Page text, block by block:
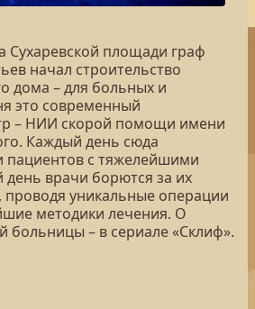
Сухаревской площади граф
начал строительство
дома – для больных и
это современный
– НИИ скорой помощи имени
Каждый день сюда
пациентов с тяжелейшими
врачи борются за их
уникальные операции
методики лечения. О
больницы – в сериале «Склиф».